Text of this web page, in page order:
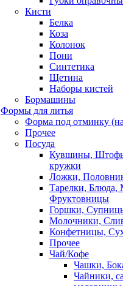
Кисти
Белка
Коза
Колонок
Пони
Синтетика
Щетина
Наборы кистей
Бормашины
Формы для литья
Форма под отминку
Прочее
Посуда
Кувшины,
кружки
Ложки,
Тарелки,
Фруктовницы
Горшки,
Молочники,
Конфетницы,
Прочее
Чай/Кофе
Чашки,
Чайники,